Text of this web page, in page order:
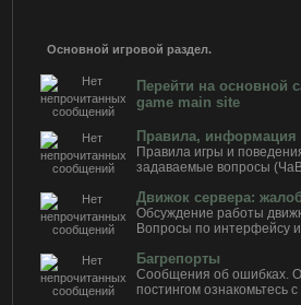
Основной игровой раздел.
Перейти на основной
game main site
Правила, информация
Правила игры и
задаваемые вопросы
Движок сервера:
Обсуждение работы
Вопросы по интерфейсу
Багрепорты
Сообщения об ошибках.
постингом ознакомьтесь